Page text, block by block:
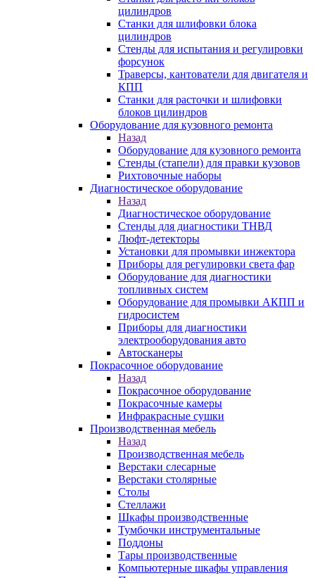
цилиндров
Станки для шлифовки блока
цилиндров
Стенды для испытания и регулировки
форсунок
Траверсы, кантователи для двигателя и
КПП
Станки для расточки и шлифовки
блоков цилиндров
Оборудование для кузовного ремонта
Назад
Оборудование для кузовного ремонта
Стенды (стапели) для правки кузовов
Рихтовочные наборы
Диагностическое оборудование
Назад
Диагностическое оборудование
Стенды для диагностики ТНВД
Люфт-детекторы
Установки для промывки инжектора
Приборы для регулировки света фар
Оборудование для диагностики
топливных систем
Оборудование для промывки АКПП и
гидросистем
Приборы для диагностики
электрооборудования авто
Автосканеры
Покрасочное оборудование
Назад
Покрасочное оборудование
Покрасочные камеры
Инфракрасные сушки
Производственная мебель
Назад
Производственная мебель
Верстаки слесарные
Верстаки столярные
Столы
Стеллажи
Шкафы производственные
Тумбочки инструментальные
Поддоны
Тары производственные
Компьютерные шкафы управления